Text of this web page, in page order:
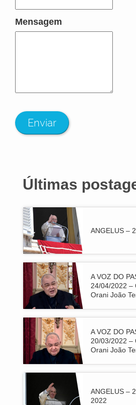
Mensagem
Enviar
Últimas
ANGELUS –
A VOZ DO
24/04/2022 –
Orani João
A VOZ DO
20/03/2022 –
Orani João
ANGELUS –
2022